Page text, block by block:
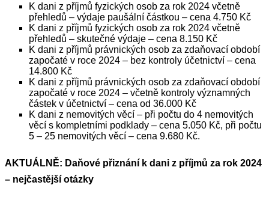
K dani z příjmů fyzických osob za rok 2024 včetně
přehledů – výdaje paušální částkou – cena 4.750 Kč
K dani z příjmů fyzických osob za rok 2024 včetně
přehledů – skutečné výdaje – cena 8.150 Kč
K dani z příjmů právnických osob za zdaňovací období
započaté v roce 2024 – bez kontroly účetnictví – cena
14.800 Kč
K dani z příjmů právnických osob za zdaňovací období
započaté v roce 2024 – včetně kontroly významných
částek v účetnictví – cena od 36.000 Kč
K dani z nemovitých věcí – při počtu do 4 nemovitých
věcí s kompletními podklady – cena 5.050 Kč, při počtu
5 – 25 nemovitých věcí – cena 9.680 Kč.
AKTUÁLNĚ: Daňové přiznání k dani z příjmů za rok 2024
– nejčastější otázky